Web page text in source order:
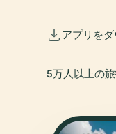
アプリを
5万人以上の